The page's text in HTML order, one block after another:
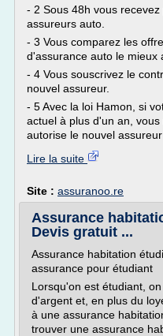
- 2 Sous 48h vous
assureurs auto.
- 3 Vous comparez les
d'assurance auto le mieux
- 4 Vous souscrivez le
nouvel assureur.
- 5 Avec la loi Hamon, si
actuel à plus d'un an,
autorise le nouvel
Lire la suite
Site : assuranoo.re
Assurance
Devis gratuit ...
Assurance habitation
assurance pour étudiant
Lorsqu'on est étudiant,
d'argent et, en plus du
à une assurance
trouver une assurance